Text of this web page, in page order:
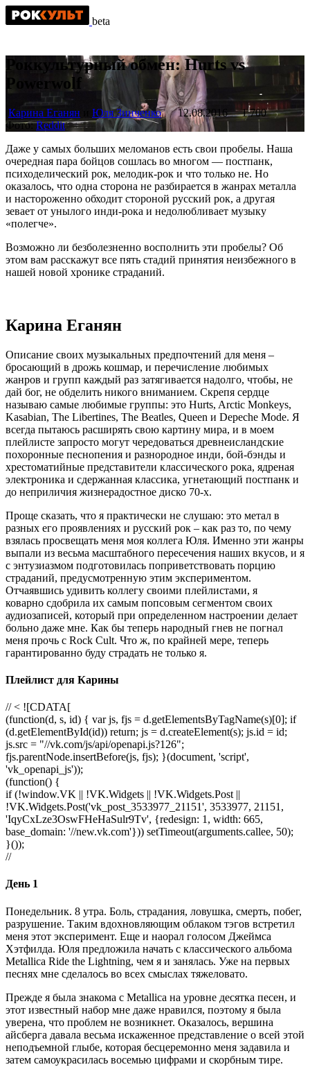
beta
Роккультурный обмен: Hurts vs
Powerwolf
Карина Еганян Юля Зинченко 12.08.2016
1 700
Фото:Reddit
Даже у самых больших меломанов есть свои пробелы. Наша
очередная пара бойцов сошлась во многом — постпанк,
психоделический рок, мелодик-рок и что только не. Но
оказалось, что одна сторона не разбирается в жанрах металла
и настороженно обходит стороной русский рок, а другая
зевает от унылого инди-рока и недолюбливает музыку
«полегче».
Возможно ли безболезненно восполнить эти пробелы? Об
этом вам расскажут все пять стадий принятия неизбежного в
нашей новой хронике страданий.
Карина Еганян
Описание своих музыкальных предпочтений для меня –
бросающий в дрожь кошмар, и перечисление любимых
жанров и групп каждый раз затягивается надолго, чтобы, не
дай бог, не обделить никого вниманием. Скрепя сердце
называю самые любимые группы: это Hurts, Arctic Monkeys,
Kasabian, The Libertines, The Beatles, Queen и Depeche Mode. Я
всегда пытаюсь расширять свою картину мира, и в моем
плейлисте запросто могут чередоваться древнеисландские
похоронные песнопения и разнородное инди, бой-бэнды и
хрестоматийные представители классического рока, ядреная
электроника и сдержанная классика, угнетающий постпанк и
до неприличия жизнерадостное диско 70-х.
Проще сказать, что я практически не слушаю: это метал в
разных его проявлениях и русский рок – как раз то, по чему
взялась просвещать меня моя коллега Юля. Именно эти жанры
выпали из весьма масштабного пересечения наших вкусов, и я
с энтузиазмом подготовилась поприветствовать порцию
страданий, предусмотренную этим экспериментом.
Отчаявшись удивить коллегу своими плейлистами, я
коварно сдобрила их самым попсовым сегментом своих
аудиозаписей, который при определенном настроении делает
больно даже мне. Как бы теперь народный гнев не погнал
меня прочь с Rock Cult. Что ж, по крайней мере, теперь
гарантированно буду страдать не только я.
Плейлист для Карины
// < ![CDATA[
(function(d, s, id) { var js, fjs = d.getElementsByTagName(s)[0]; if
(d.getElementById(id)) return; js = d.createElement(s); js.id = id;
js.src = "//vk.com/js/api/openapi.js?126";
fjs.parentNode.insertBefore(js, fjs); }(document, 'script',
'vk_openapi_js'));
(function() {
if (!window.VK || !VK.Widgets || !VK.Widgets.Post ||
!VK.Widgets.Post('vk_post_3533977_21151', 3533977, 21151,
'IqyCxLze3OswFHeHaSulr9Tv', {redesign: 1, width: 665,
base_domain: '//new.vk.com'})) setTimeout(arguments.callee, 50);
}());
//
День 1
Понедельник. 8 утра. Боль, страдания, ловушка, смерть, побег,
разрушение. Таким вдохновляющим облаком тэгов встретил
меня этот эксперимент. Еще и наорал голосом Джеймса
Хэтфилда. Юля предложила начать с классического альбома
Metallica Ride the Lightning, чем я и занялась. Уже на первых
песнях мне сделалось во всех смыслах тяжеловато.
Прежде я была знакома с Metallica на уровне десятка песен, и
этот известный набор мне даже нравился, поэтому я была
уверена, что проблем не возникнет. Оказалось, вершина
айсберга давала весьма искаженное представление о всей этой
неподъемной глыбе, которая бесцеремонно меня задавила и
затем самоукрасилась восемью цифрами и скорбным тире.